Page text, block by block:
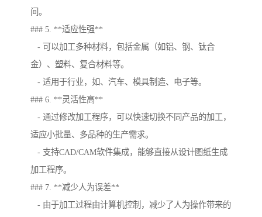
间。
### 5. **适应性强**
- 可以加工多种材料，包括金属（如铝、钢、钛合
金）、塑料、复合材料等。
- 适用于行业，如、汽车、模具制造、电子等。
### 6. **灵活性高**
- 通过修改加工程序，可以快速切换不同产品的加工，
适应小批量、多品种的生产需求。
- 支持CAD/CAM软件集成，能够直接从设计图纸生成
加工程序。
### 7. **减少人为误差**
- 由于加工过程由计算机控制，减少了人为操作带来的